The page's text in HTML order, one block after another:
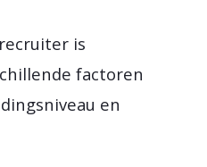
is
factoren
en